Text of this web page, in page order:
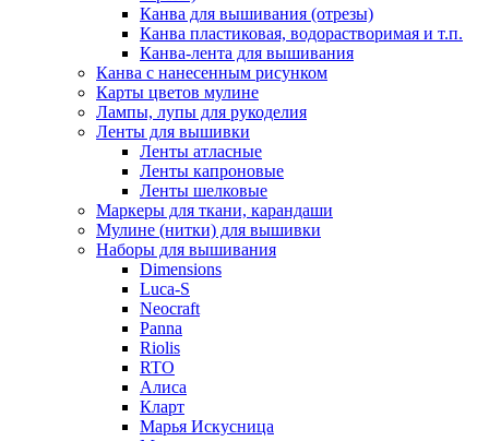
Канва для вышивания (отрезы)
Канва пластиковая, водорастворимая и т.п.
Канва-лента для вышивания
Канва с нанесенным рисунком
Карты цветов мулине
Лампы, лупы для рукоделия
Ленты для вышивки
Ленты атласные
Ленты капроновые
Ленты шелковые
Маркеры для ткани, карандаши
Мулине (нитки) для вышивки
Наборы для вышивания
Dimensions
Luca-S
Neocraft
Panna
Riolis
RTO
Алиса
Кларт
Марья Искусница